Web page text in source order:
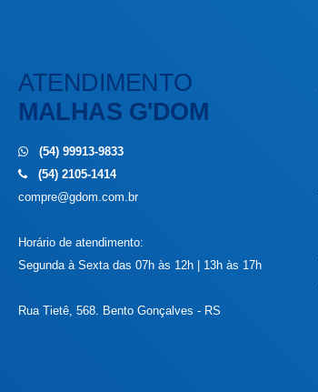
ATENDIMENTO
MALHAS G'DOM
(54) 99913-9833
(54) 2105-1414
compre@gdom.com.br
Horário de atendimento:
Segunda à Sexta das 07h às 12h | 13h às 17h
Rua Tietê, 568. Bento Gonçalves - RS